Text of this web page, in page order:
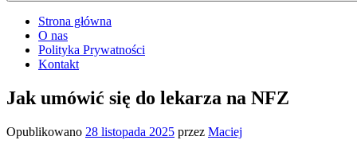
Strona główna
O nas
Polityka Prywatności
Kontakt
Jak umówić się do lekarza na NFZ
Opublikowano 28 listopada 2025 przez Maciej